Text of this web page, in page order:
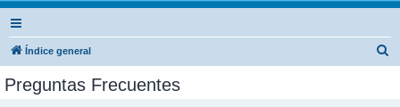
Índice general
Preguntas Frecuentes